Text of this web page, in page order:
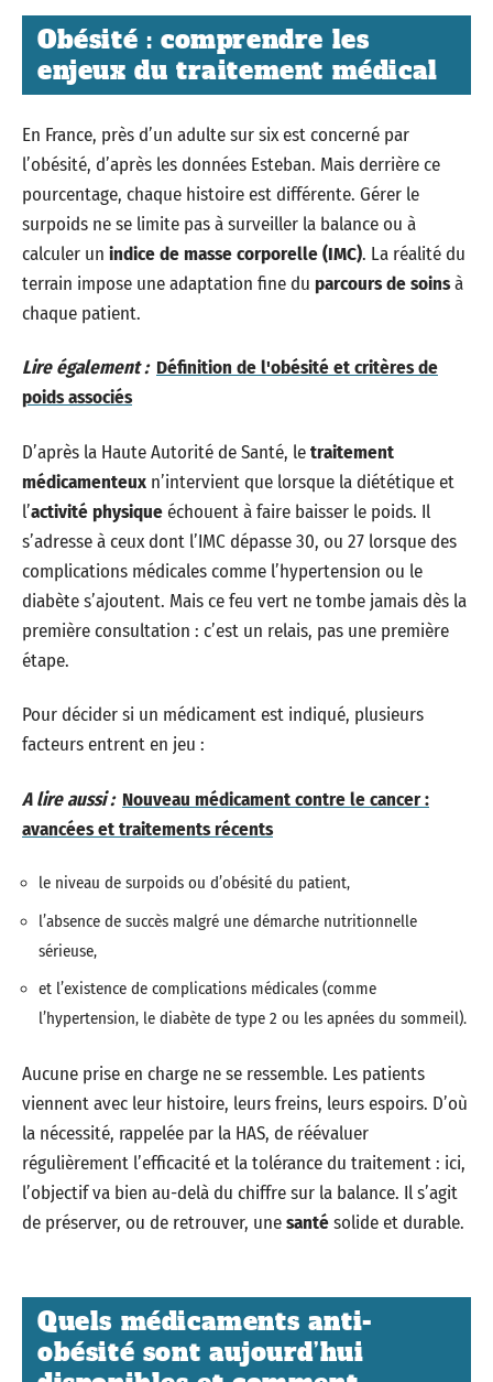
Obésité : comprendre les
enjeux du traitement médical
En France, près d’un adulte sur six est concerné par
l’obésité, d’après les données Esteban. Mais derrière ce
pourcentage, chaque histoire est différente. Gérer le
surpoids ne se limite pas à surveiller la balance ou à
calculer un indice de masse corporelle (IMC). La réalité du
terrain impose une adaptation fine du parcours de soinsà
chaque patient.
Lire également : Définition de l'obésité et critères de
poids associés
D’après la Haute Autorité de Santé, letraitement
médicamenteux n’intervient que lorsque la diététique et
l’activité physiqueéchouent à faire baisser le poids. Il
s’adresse à ceux dont l’IMC dépasse 30, ou 27 lorsque des
complications médicales comme l’hypertension ou le
diabète s’ajoutent. Mais ce feu vert ne tombe jamais dès la
première consultation : c’est un relais, pas une première
étape.
Pour décider si un médicament est indiqué, plusieurs
facteurs entrent en jeu :
A lire aussi : Nouveau médicament contre le cancer :
avancées et traitements récents
le niveau de surpoids ou d’obésité du patient,
l’absence de succès malgré une démarche nutritionnelle
sérieuse,
et l’existence de complications médicales (comme
l’hypertension, le diabète de type 2 ou les apnées du sommeil).
Aucune prise en charge ne se ressemble. Les patients
viennent avec leur histoire, leurs freins, leurs espoirs. D’où
la nécessité, rappelée par la HAS, de réévaluer
régulièrement l’efficacité et la tolérance du traitement : ici,
l’objectif va bien au-delà du chiffre sur la balance. Il s’agit
de préserver, ou de retrouver, unesantésolide et durable.
Quels médicaments anti-
obésité sont aujourd’hui